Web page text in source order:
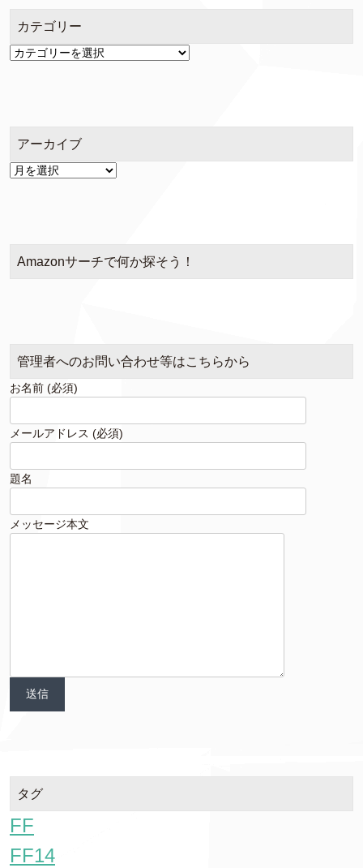
カテゴリー
カ
アーカイブ
ア
Amazonサーチで何か探そう！
管理者へのお問い合わせ等はこちらから
お名前 (必須)
メールアドレス (必須)
題名
メッセージ本文
タグ
FF
FF14